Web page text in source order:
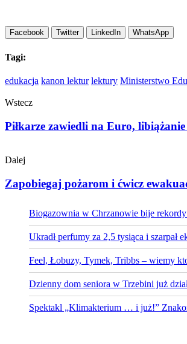
Facebook Twitter LinkedIn WhatsApp
Tagi:
edukacja kanon lektur lektury Ministerstwo
Wstecz
Piłkarze zawiedli na Euro,
Dalej
Zapobiegaj pożarom i ćwicz
Biogazownia w Chrzanowie bije
Ukradł perfumy za 2,5 tysiąca i szarpał
Feel, Łobuzy, Tymek, Tribbs – wiemy
Dzienny dom seniora w Trzebini już
Spektakl „Klimakterium … i już!”